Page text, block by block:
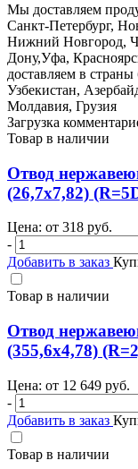
Мы доставляем
Санкт-Петербург,
Нижний Новгород,
Дону,Уфа,
доставляем в
Узбекистан,
Молдавия, Грузия
Загрузка
Товар в наличии
Отвод
(26,7х7,82)
Цена: от 318 руб.
-
Добавить в заказ
Товар в наличии
Отвод
(355,6х4,78)
Цена: от 12 649 руб.
-
Добавить в заказ
Товар в наличии